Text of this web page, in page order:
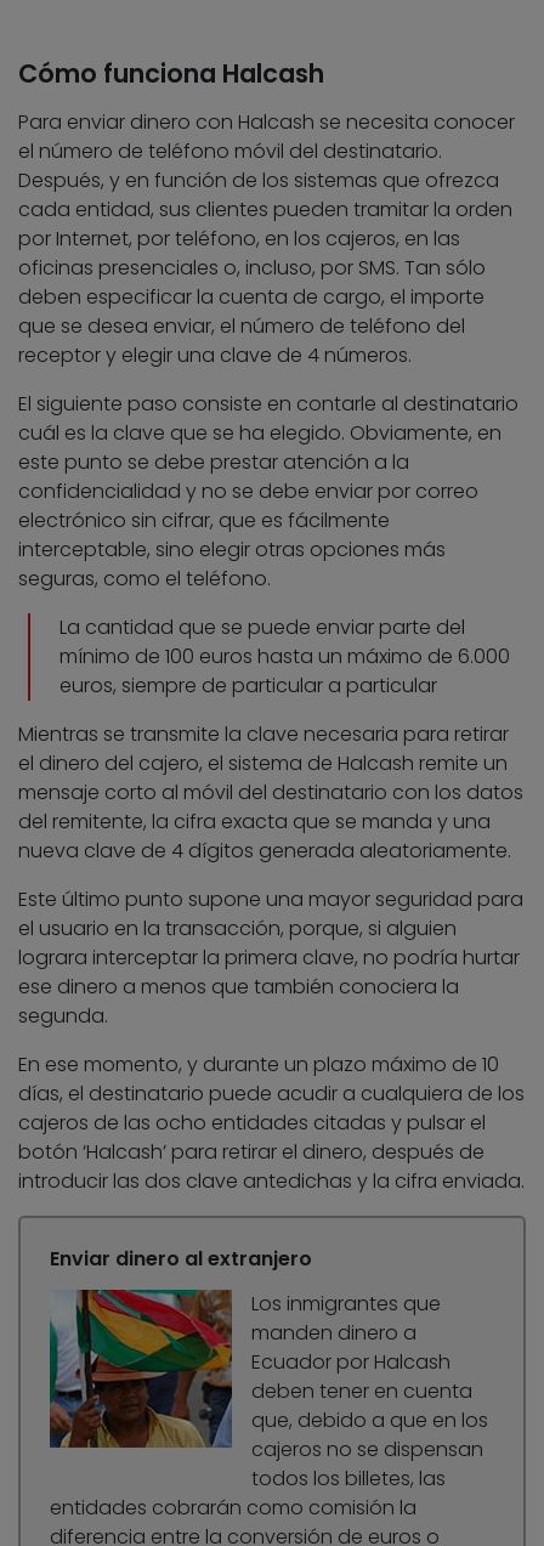
Cómo funciona Halcash
Para enviar dinero con Halcash se necesita conocer
el número de teléfono móvil del destinatario.
Después, y en función de los sistemas que ofrezca
cada entidad, sus clientes pueden tramitar la orden
por Internet, por teléfono, en los cajeros, en las
oficinas presenciales o, incluso, por SMS. Tan sólo
deben especificar la cuenta de cargo, el importe
que se desea enviar, el número de teléfono del
receptor y elegir una clave de 4 números.
El siguiente paso consiste en contarle al destinatario
cuál es la clave que se ha elegido. Obviamente, en
este punto se debe prestar atención a la
confidencialidad y no se debe enviar por correo
electrónico sin cifrar, que es fácilmente
interceptable, sino elegir otras opciones más
seguras, como el teléfono.
La cantidad que se puede enviar parte del
mínimo de 100 euros hasta un máximo de 6.000
euros, siempre de particular a particular
Mientras se transmite la clave necesaria para retirar
el dinero del cajero, el sistema de Halcash remite un
mensaje corto al móvil del destinatario con los datos
del remitente, la cifra exacta que se manda y una
nueva clave de 4 dígitos generada aleatoriamente.
Este último punto supone una mayor seguridad para
el usuario en la transacción, porque, si alguien
lograra interceptar la primera clave, no podría hurtar
ese dinero a menos que también conociera la
segunda.
En ese momento, y durante un plazo máximo de 10
días, el destinatario puede acudir a cualquiera de los
cajeros de las ocho entidades citadas y pulsar el
botón ‘Halcash’ para retirar el dinero, después de
introducir las dos clave antedichas y la cifra enviada.
Enviar dinero al extranjero
Los inmigrantes que
manden dinero a
Ecuador por Halcash
deben tener en cuenta
que, debido a que en los
cajeros no se dispensan
todos los billetes, las
entidades cobrarán como comisión la
diferencia entre la conversión de euros o